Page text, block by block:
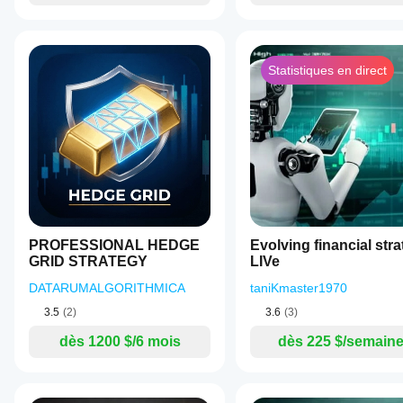
comment il
fonctionne en
utilisation
réelle.
PROFESSIONAL HEDGE
GRID STRATEGY
DATARUMALGORITHMICA
3.5 (2)
dès 1200 $/6 mois
Statistiques en direct
Evolving financial
LIVe
taniKmaster1970
3.6 (3)
dès 225 $/semaine